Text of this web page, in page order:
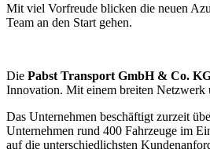
Mit viel Vorfreude blicken die neuen
Team an den Start gehen.
Die Pabst Transport GmbH & Co.
Innovation. Mit einem breiten Netzwerk
Das Unternehmen beschäftigt zurzeit
Unternehmen rund 400 Fahrzeuge im
auf die unterschiedlichsten